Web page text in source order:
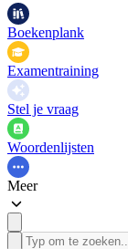
Boekenplank
Examentraining
Stel je vraag
Woordenlijsten
Meer